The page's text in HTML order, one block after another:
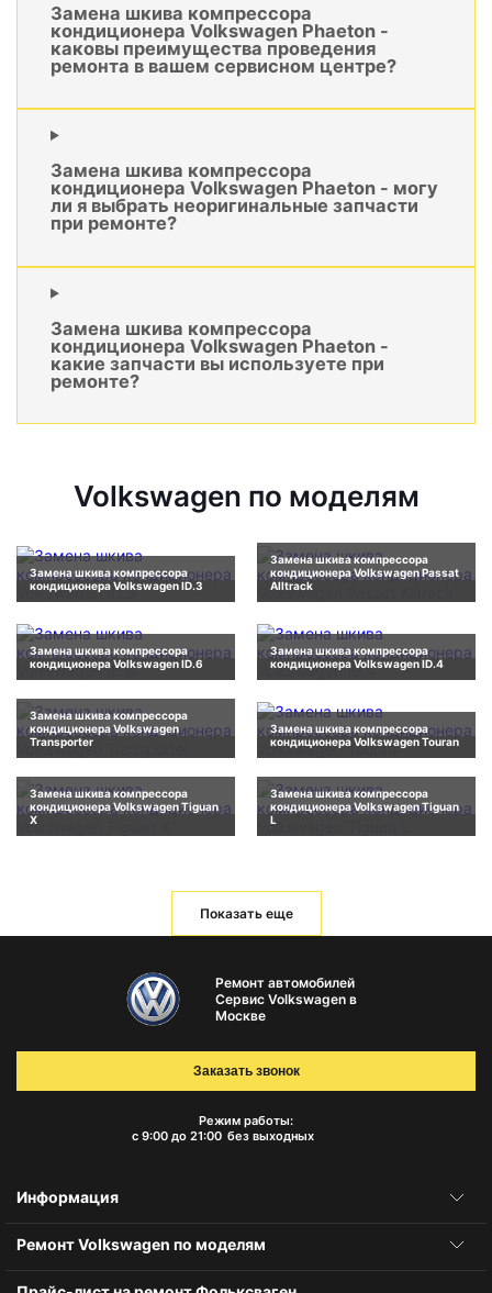
Замена шкива компрессора
кондиционера Volkswagen Phaeton -
каковы преимущества проведения
ремонта в вашем сервисном центре?
Замена шкива компрессора
кондиционера Volkswagen Phaeton - могу
ли я выбрать неоригинальные запчасти
при ремонте?
Замена шкива компрессора
кондиционера Volkswagen Phaeton -
какие запчасти вы используете при
ремонте?
Volkswagen по моделям
Замена шкива компрессора
кондиционера Volkswagen ID.3
Замена шкива компрессора
кондиционера Volkswagen Passat
Alltrack
Замена шкива компрессора
кондиционера Volkswagen ID.6
Замена шкива компрессора
кондиционера Volkswagen ID.4
Замена шкива компрессора
кондиционера Volkswagen
Transporter
Замена шкива компрессора
кондиционера Volkswagen Touran
Замена шкива компрессора
кондиционера Volkswagen Tiguan
X
Замена шкива компрессора
кондиционера Volkswagen Tiguan
L
Показать еще
Ремонт автомобилей
Сервис Volkswagen в
Москве
Режим работы:
с 9:00 до 21:00 без выходных
Заказать звонок
Информация
Ремонт Volkswagen по моделям